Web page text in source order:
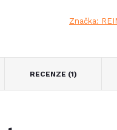
Značka:
RECENZE (1)